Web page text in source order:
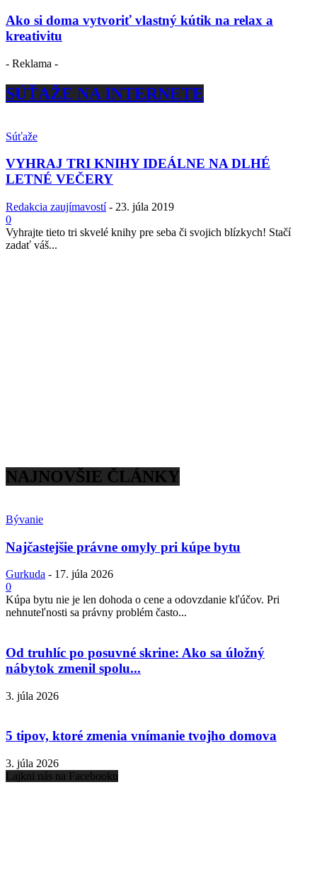
Ako si doma vytvoriť vlastný kútik na relax a
kreativitu
- Reklama -
SÚŤAŽE NA INTERNETE
Súťaže
VYHRAJ TRI KNIHY IDEÁLNE NA DLHÉ
LETNÉ VEČERY
Redakcia zaujímavostí - 23. júla 2019
0
Vyhrajte tieto tri skvelé knihy pre seba či svojich blízkych! Stačí
zadať váš...
NAJNOVŠIE ČLÁNKY
Bývanie
Najčastejšie právne omyly pri kúpe bytu
Gurkuda - 17. júla 2026
0
Kúpa bytu nie je len dohoda o cene a odovzdanie kľúčov. Pri
nehnuteľnosti sa právny problém často...
Od truhlíc po posuvné skrine: Ako sa úložný
nábytok zmenil spolu...
3. júla 2026
5 tipov, ktoré zmenia vnímanie tvojho domova
3. júla 2026
Lajkni nás na Facebooku